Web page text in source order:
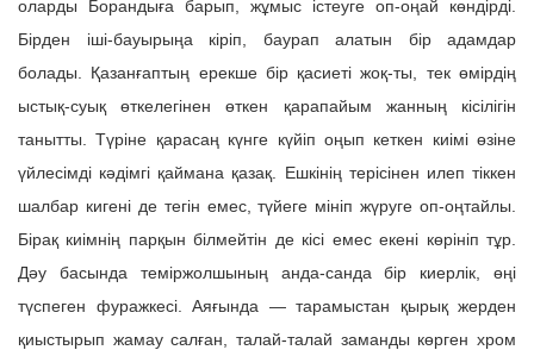
оларды Борандыға барып, жұмыс істеуге оп-оңай көндірді.
Бірден іші-бауырыңа кіріп, баурап алатын бір адамдар
болады. Қазанғаптың ерекше бір қасиеті жоқ-ты, тек өмірдің
ыстық-суық өткелегінен өткен қарапайым жанның кісілігін
танытты. Түріне қарасаң күнге күйіп оңып кеткен киімі өзіне
үйлесімді кәдімгі қаймана қазақ. Ешкінің терісінен илеп тіккен
шалбар кигені де тегін емес, түйеге мініп жүруге оп-оңтайлы.
Бірақ киімнің парқын білмейтін де кісі емес екені көрініп тұр.
Дәу басында теміржолшының анда-санда бір киерлік, өңі
түспеген фуражкесі. Аяғында — тарамыстан қырық жерден
қиыстырып жамау салған, талай-талай заманды көрген хром